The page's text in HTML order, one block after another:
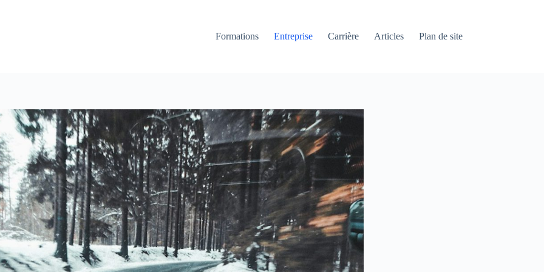
Formations
Entreprise Carrière Articles Plan de site